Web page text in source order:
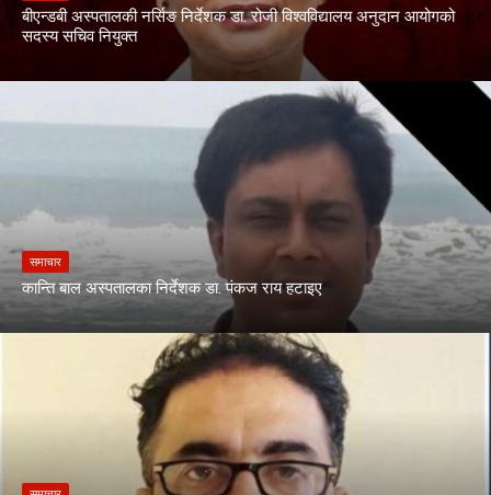
बीएन्डबी अस्पतालकी नर्सिङ निर्देशक डा. रोजी विश्वविद्यालय अनुदान आयोगको
सदस्य सचिव नियुक्त
समाचार
कान्ति बाल अस्पतालका निर्देशक डा. पंकज राय हटाइए